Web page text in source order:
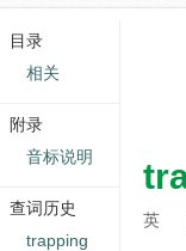
英
目录
相关
附录
音标说明
查词历史
trapping